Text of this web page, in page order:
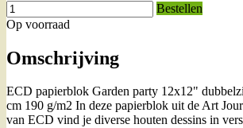
Bestellen
Op voorraad
Omschrijving
ECD papierblok Garden party 12x12"
cm 190 g/m2 In deze papierblok uit de Art
van ECD vind je diverse houten dessins in